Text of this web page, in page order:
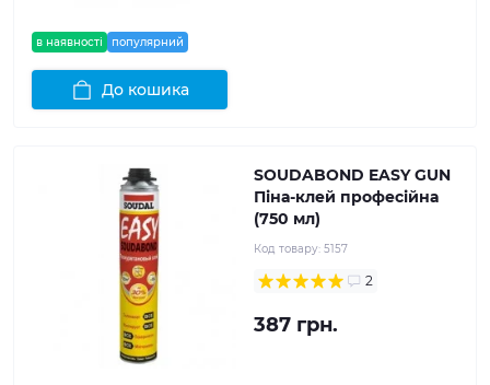
в наявності популярний
До кошика
SOUDABOND EASY GUN
Піна-клей професійна
(750 мл)
Код товару: 5157
2
387 грн.